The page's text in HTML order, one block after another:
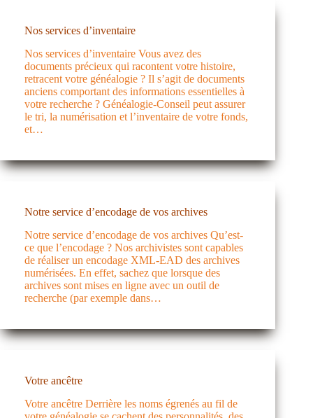
Nos services d’inventaire
Nos services d’inventaire Vous avez des
documents précieux qui racontent votre histoire,
retracent votre généalogie ? Il s’agit de documents
anciens comportant des informations essentielles à
votre recherche ? Généalogie-Conseil peut assurer
le tri, la numérisation et l’inventaire de votre fonds,
et…
Notre service d’encodage de vos archives
Notre service d’encodage de vos archives Qu’est-
ce que l’encodage ? Nos archivistes sont capables
de réaliser un encodage XML-EAD des archives
numérisées. En effet, sachez que lorsque des
archives sont mises en ligne avec un outil de
recherche (par exemple dans…
Votre ancêtre
Votre ancêtre Derrière les noms égrenés au fil de